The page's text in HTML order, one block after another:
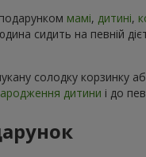
мамі, дитині,
сидить на певній
солодку корзинку
дитини і до